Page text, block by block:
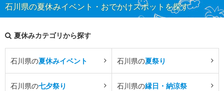
石川県の夏休みイベント・おでかけスポットを探す
夏休みカテゴリから探す
石川県の夏休みイベント 石川県の夏祭り
石川県の七夕祭り 石川県の縁日・納涼祭